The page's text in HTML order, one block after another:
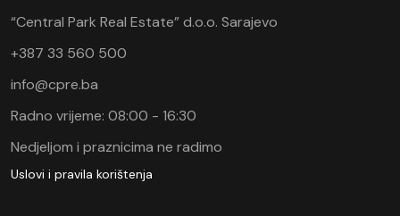
“Central Park Real Estate” d.o.o. Sarajevo
+387 33 560 500
info@cpre.ba
Radno vrijeme: 08:00 - 16:30
Nedjeljom i praznicima ne radimo
Uslovi i pravila korištenja